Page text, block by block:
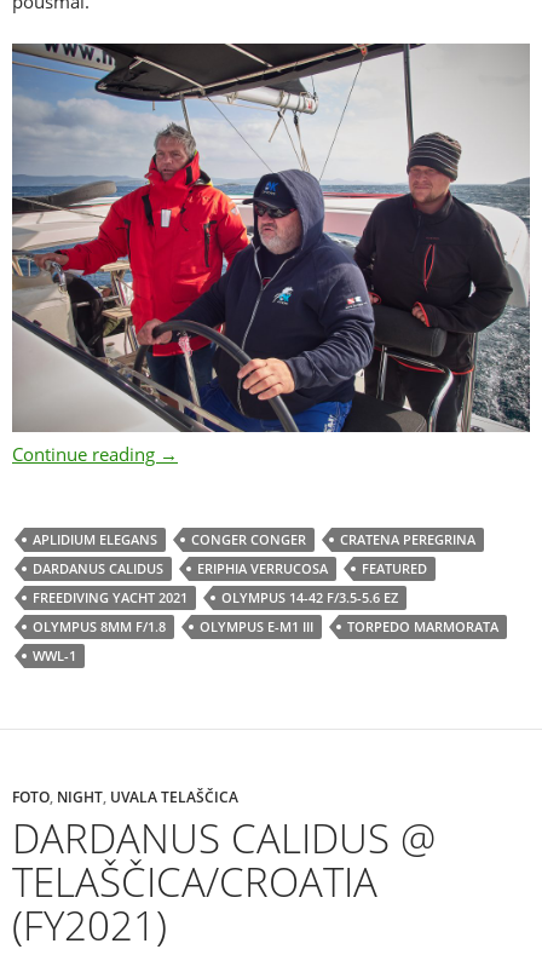
Continue reading Freediving Yacht 2021 – Croatia / Masterpiece
→
APLIDIUM ELEGANS CONGER CONGER
CRATENA PEREGRINA
DARDANUS CALIDUS
ERIPHIA VERRUCOSA
FEATURED
FREEDIVING YACHT 2021
OLYMPUS 14-42 F/3.5-5.6 EZ
OLYMPUS 8MM F/1.8
OLYMPUS E-M1 III
TORPEDO MARMORATA
WWL-1
FOTO, NIGHT, UVALA TELAŠČICA
DARDANUS CALIDUS @
TELAŠČICA/CROATIA
(FY2021)